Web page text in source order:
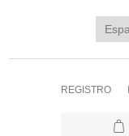
REGISTRO